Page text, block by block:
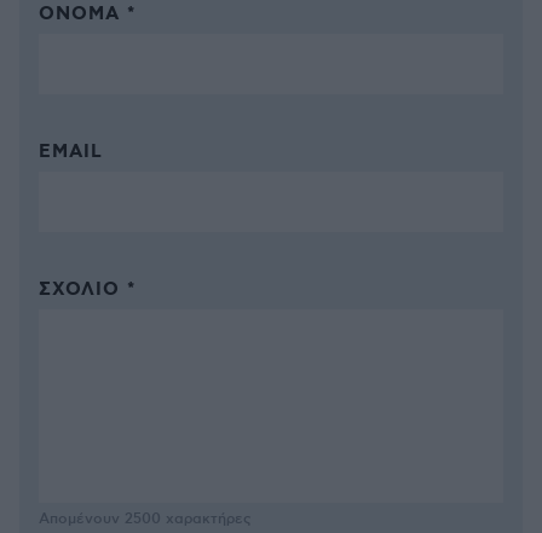
ΌΝΟΜΑ *
EMAIL
ΣΧΌΛΙΟ *
Απομένουν 2500 χαρακτήρες